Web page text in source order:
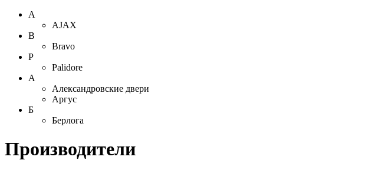
A
AJAX
B
Bravo
P
Palidore
А
Александровские двери
Аргус
Б
Берлога
Производители